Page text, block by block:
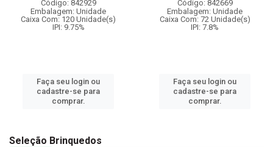
Código: 842929
Embalagem: Unidade
Caixa Com: 120 Unidade(s)
IPI: 9.75%
Faça seu login ou
cadastre-se para
comprar.
Código: 842669
Embalagem: Unidade
Caixa Com: 72 Unidade(s)
IPI: 7.8%
Faça seu login ou
cadastre-se para
comprar.
Seleção Brinquedos